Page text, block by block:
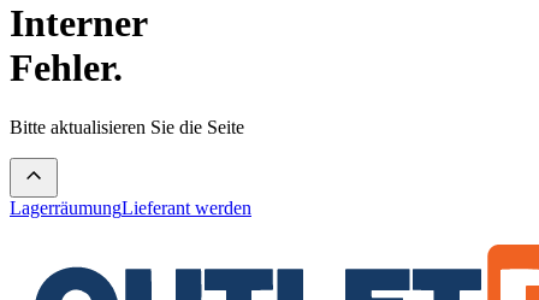
Interner
Fehler.
Bitte aktualisieren Sie die Seite
LagerräumungLieferant werden